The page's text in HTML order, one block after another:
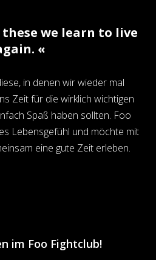
we learn to live
«
in denen wir wieder mal
Zeit für die wirklich wichtigen
Spaß haben sollten. Foo
Lebensgefühl und möchte mit
eine gute Zeit erleben.
im Foo Fightclub!